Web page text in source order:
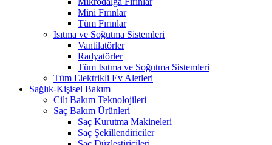
Mini Fırınlar
Tüm Fırınlar
Isıtma ve Soğutma Sistemleri
Vantilatörler
Radyatörler
Tüm Isıtma ve Soğutma Sistemleri
Tüm Elektrikli Ev Aletleri
Sağlık-Kişisel Bakım
Cilt Bakım Teknolojileri
Saç Bakım Ürünleri
Saç Kurutma Makineleri
Saç Şekillendiriciler